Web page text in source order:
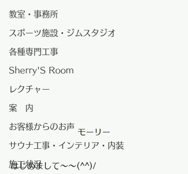
教室・事務所
スポーツ施設・ジムスタジオ
各種専門工事
Sherry'S Room
レクチャー
案 内
お客様からのお声
サウナ工事・インテリア・内装
施工状況
モーリー
はじめまして～～(^^)/